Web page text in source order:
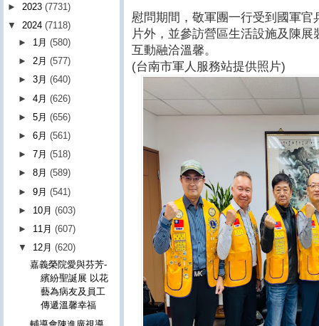
慰問期間，敬軍團一行受到國軍
片外，並參訪營區生活設施及陳
互動融洽溫馨。
(台南市軍人服務站提供照片)
► 2023 (7731)
▼ 2024 (7118)
► 1月(580)
►2月(577)
►3月(640)
►4月(626)
►5月(656)
►6月(561)
►7月(518)
►8月(589)
►9月(541)
► 10月(603)
► 11月(607)
▼ 12月(620)
嘉義榮院愛與芬芳-
繽紛聖誕展 以花
藝為病友及員工
傳遞溫馨幸福